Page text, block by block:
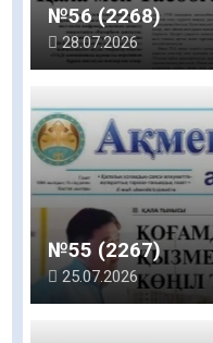
№56 (2268)
28.07.2026
№55 (2267)
25.07.2026